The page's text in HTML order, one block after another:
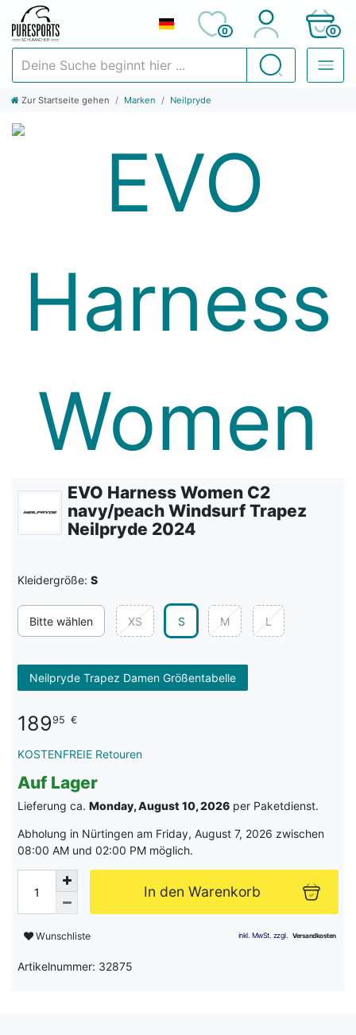
Suchen
0 0
Zur Startseite gehen Marken Neilpryde
EVO Harness Women C2
navy/peach Windsurf Trapez
Neilpryde 2024
Kleidergröße: S
Bitte wählen XS S M L
Neilpryde Trapez Damen Größentabelle
18995 €
KOSTENFREIE Retouren
Auf Lager
Lieferung ca. Monday, August 10, 2026 per Paketdienst.
Abholung in Nürtingen am Friday, August 7, 2026 zwischen
08:00 AM und 02:00 PM möglich.
In den Warenkorb
Wunschliste
Artikelnummer: 32875